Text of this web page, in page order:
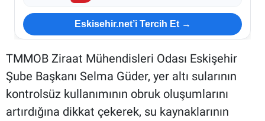
Eskisehir.net’i Tercih Et →
TMMOB Ziraat Mühendisleri Odası Eskişehir
Şube Başkanı Selma Güder, yer altı sularının
kontrolsüz kullanımının obruk oluşumlarını
artırdığına dikkat çekerek, su kaynaklarının